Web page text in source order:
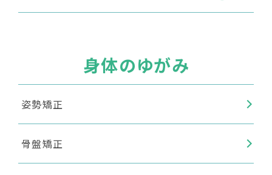
身体のゆがみ
姿勢矯正
骨盤矯正